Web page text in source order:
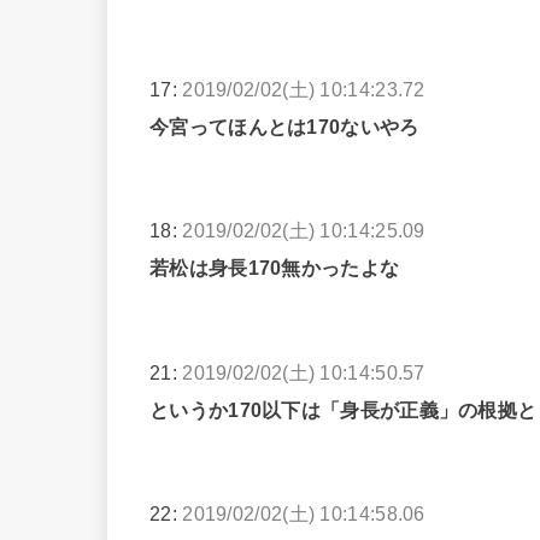
17: 2019/02/02(土) 10:14:23.72
今宮ってほんとは170ないやろ
18: 2019/02/02(土) 10:14:25.09
若松は身長170無かったよな
21: 2019/02/02(土) 10:14:50.57
というか170以下は「身長が正義」の根拠
22: 2019/02/02(土) 10:14:58.06